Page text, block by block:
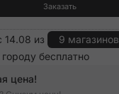
Заказать
14.08 из
9 магазинов
бесплатно
цена!